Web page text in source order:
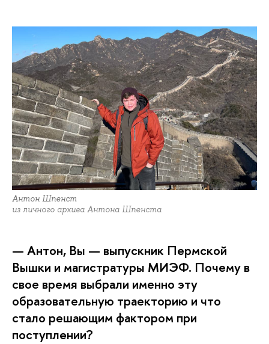
Антон Шпенст
из личного архива Антона Шпенста
— Антон, Вы — выпускник Пермской
Вышки и магистратуры МИЭФ. Почему в
свое время выбрали именно эту
образовательную траекторию и что
стало решающим фактором при
поступлении?